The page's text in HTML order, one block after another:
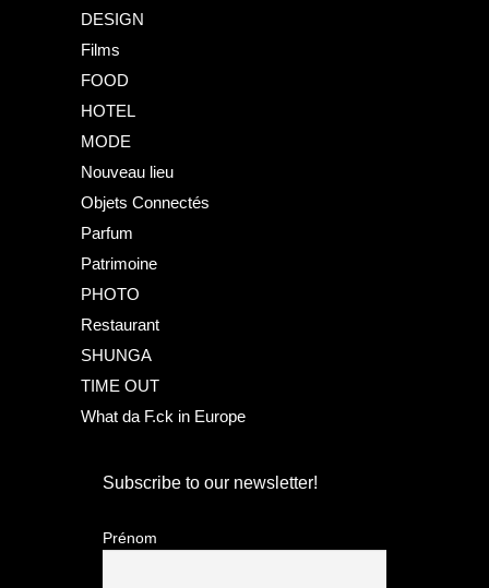
DESIGN
Films
FOOD
HOTEL
MODE
Nouveau lieu
Objets Connectés
Parfum
Patrimoine
PHOTO
Restaurant
SHUNGA
TIME OUT
What da F.ck in Europe
Subscribe to our newsletter!
Prénom